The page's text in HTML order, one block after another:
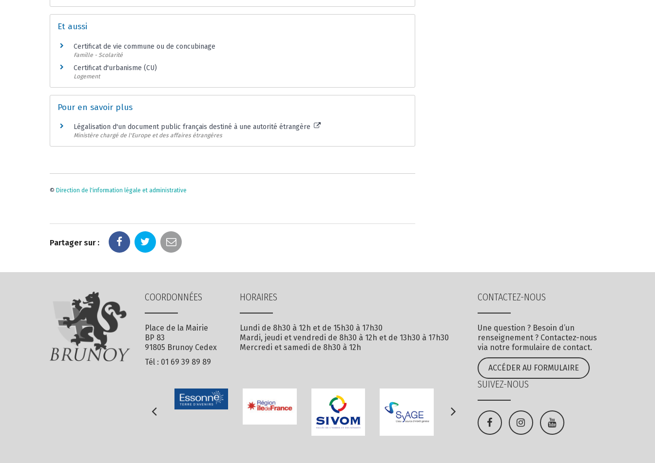
Et aussi
Certificat de vie commune ou de concubinage
Famille - Scolarité
Certificat d'urbanisme (CU)
Logement
Pour en savoir plus
Légalisation d'un document public français destiné à une autorité étrangère
Ministère chargé de l'Europe et des affaires étrangères
© Direction de l'information légale et administrative
Partager sur :
COORDONNÉES
Place de la Mairie
BP 83
91805 Brunoy Cedex
Tél : 01 69 39 89 89
HORAIRES
Lundi de 8h30 à 12h et de 15h30 à 17h30
Mardi, jeudi et vendredi de 8h30 à 12h et de 13h30 à 17h30
Mercredi et samedi de 8h30 à 12h
CONTACTEZ-NOUS
Une question ? Besoin d’un
renseignement ? Contactez-nous
via notre formulaire de contact.
ACCÉDER AU FORMULAIRE
SUIVEZ-NOUS
Lien
Lien
Lien